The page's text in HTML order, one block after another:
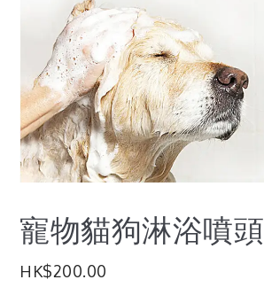
寵物貓狗淋浴噴頭
HK$200.00